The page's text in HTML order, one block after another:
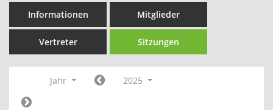
Informationen Mitglieder
Vertreter Sitzungen
Jahr 2025